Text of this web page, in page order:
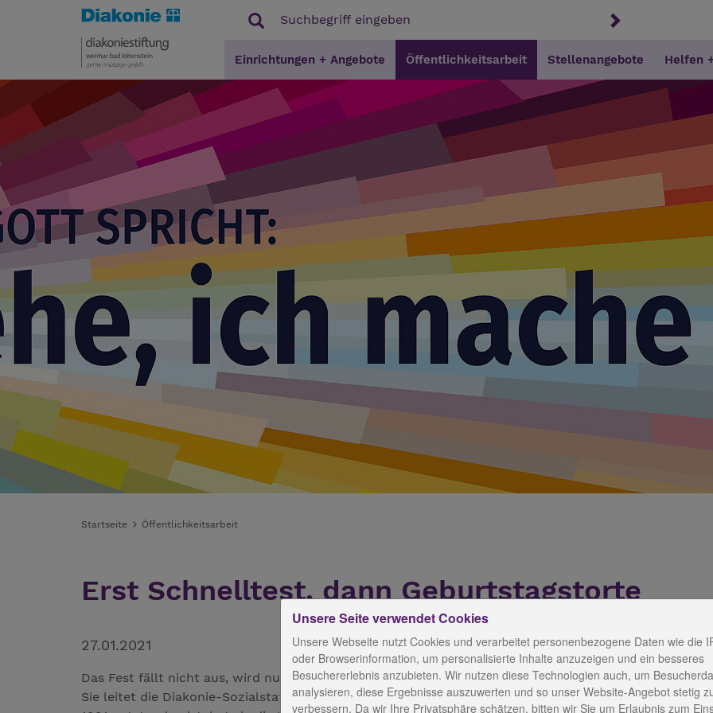
Einrichtungen + Angebote Öffentlichkeitsarbeit Stellenangebote Helfen
Startseite Öffentlichkeitsarbeit
Erst Schnelltest, dann Geburtstagstorte
27.01.2021
Das Fest fällt nicht aus, wird nur verschoben. Optimistisch bleiben, das hilft Gabriele König in ihrem
Sie leitet die Diakonie-Sozialstation Weimar-Blankenhain von Anfang an - seit 30 Jahren. Als der
Unsere Seite verwendet Cookies
Unsere Webseite nutzt Cookies und verarbeitet personenbezogene Daten wie die
oder Browserinformation, um personalisierte Inhalte anzuzeigen und ein besseres
Besuchererlebnis anzubieten. Wir nutzen diese Technologien auch, um
analysieren, diese Ergebnisse auszuwerten und so unser Website-Angebot stetig
verbessern. Da wir Ihre Privatsphäre schätzen, bitten wir Sie um Erlaubnis zum